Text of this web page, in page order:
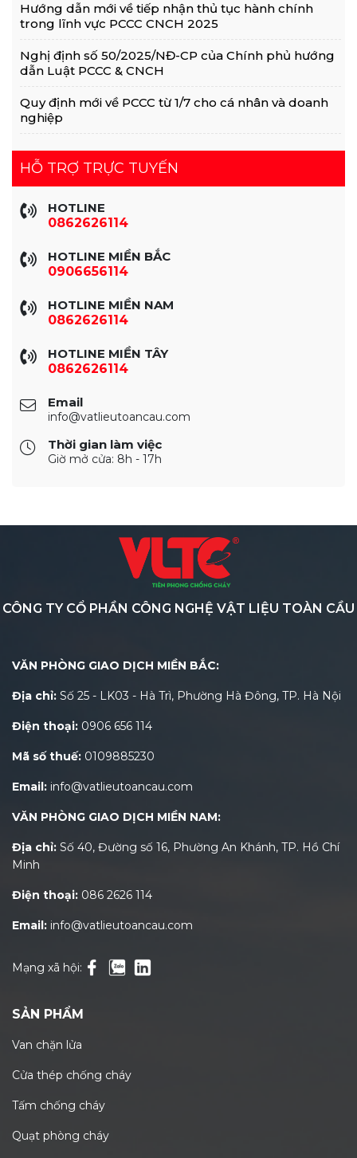
Hướng dẫn mới về tiếp nhận thủ tục hành chính
trong lĩnh vực PCCC CNCH 2025
Nghị định số 50/2025/NĐ-CP của Chính phủ hướng
dẫn Luật PCCC & CNCH
Quy định mới về PCCC từ 1/7 cho cá nhân và doanh
nghiệp
HỖ TRỢ TRỰC TUYẾN
HOTLINE
0862626114
HOTLINE MIỀN BẮC
0906656114
HOTLINE MIỀN NAM
0862626114
HOTLINE MIỀN TÂY
0862626114
Email
info@vatlieutoancau.com
Thời gian làm việc
Giờ mở cửa: 8h - 17h
CÔNG TY CỔ PHẦN CÔNG NGHỆ VẬT LIỆU TOÀN CẦU
VĂN PHÒNG GIAO DỊCH MIỀN BẮC:
Địa chỉ: Số 25 - LK03 - Hà Trì, Phường Hà Đông, TP. Hà Nội
Điện thoại: 0906 656 114
Mã số thuế: 0109885230
Email: info@vatlieutoancau.com
VĂN PHÒNG GIAO DỊCH MIỀN NAM:
Địa chỉ: Số 40, Đường số 16, Phường An Khánh, TP. Hồ Chí
Minh
Điện thoại: 086 2626 114
Email: info@vatlieutoancau.com
Mạng xã hội:
SẢN PHẨM
Van chặn lửa
Cửa thép chống cháy
Tấm chống cháy
Quạt phòng cháy